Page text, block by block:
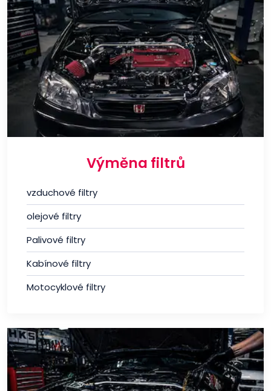
Výměna filtrů
vzduchové filtry
olejové filtry
Palivové filtry
Kabínové filtry
Motocyklové filtry